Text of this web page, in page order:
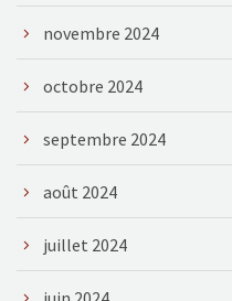
novembre 2024
octobre 2024
septembre 2024
août 2024
juillet 2024